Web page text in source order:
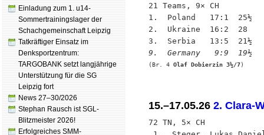
Einladung zum 1. u14-
Sommertrainingslager der
Schachgemeinschaft Leipzig
Tatkräftiger Einsatz im
Denksportzentrum:
TARGOBANK setzt langjährige
Unterstützung für die SG
Leipzig fort
News 27–30/2026
Stephan Rausch ist SGL-
Blitzmeister 2026!
Erfolgreiches SMM-
21 Teams, 9× CH
1.  Poland   17:1  25½
2.  Ukraine  16:2  28
9.  Germany   9:9  19½
(Br. 4 Olaf Dobierzin 3½/7)
15.–17.05.26 2. Clara-
72 TN, 5× CH